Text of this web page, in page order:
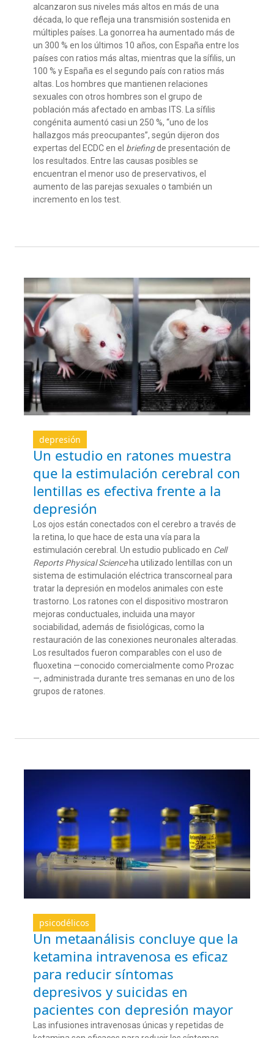
alcanzaron sus niveles más altos en más de una
década, lo que refleja una transmisión sostenida en
múltiples países. La gonorrea ha aumentado más de
un 300 % en los últimos 10 años, con España entre los
países con ratios más altas, mientras que la sífilis, un
100 % y España es el segundo país con ratios más
altas. Los hombres que mantienen relaciones
sexuales con otros hombres son el grupo de
población más afectado en ambas ITS. La sífilis
congénita aumentó casi un 250 %, “uno de los
hallazgos más preocupantes”, según dijeron dos
expertas de ECDCen el briefingde presentación de
los resultados. Entre las causas posibles se
encuentran el menor uso de preservativos, el
aumento de las parejas sexuales o también un
incremento en los test.
depresión
Un estudio en ratones muestra
que la estimulación cerebral con
lentillas es efectiva frente a la
depresión
Los ojos están conectados con el cerebro a través de
la retina, lo que hace de esta una vía para la
estimulación cerebral. Un estudio publicado en Cell
Reports Physical Science ha utilizado lentillas con un
sistema de estimulación eléctricatranscorneal para
tratar la depresión en modelos animales con este
trastorno. Los ratones con el dispositivo mostraron
mejoras conductuales, incluida una mayor
sociabilidad, además de fisiológicas, como la
restauración de las conexiones neuronales alteradas.
Los resultados fueron comparables con el uso de
fluoxetina —conocido comercialmente como Prozac
—, administrada durante tres semanas en uno de los
grupos de ratones.
psicodélicos
Un metaanálisis concluye que la
ketamina intravenosa es eficaz
para reducir síntomas
depresivos y suicidas en
pacientes con depresión mayor
Las infusiones intravenosas únicas y repetidas de